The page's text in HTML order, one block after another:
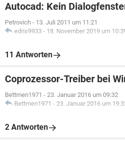
Autocad: Kein
Petrovich - 13. Juli 2011 um 11:21
edris9933 - 18. November 2019 um
11 Antworten
Coprozessor-Treiber bei
Bettmen1971 - 23. Januar 2016 um 09:32
Bettmen1971 - 23. Januar 2016 um
2 Antworten